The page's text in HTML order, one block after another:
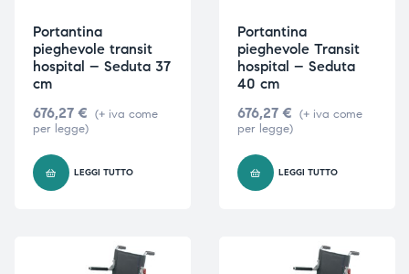
Portantina
pieghevole transit
hospital – Seduta 37
cm
676,27 € (+ iva come
per legge)
LEGGI TUTTO
Portantina
pieghevole Transit
hospital – Seduta
40 cm
676,27 € (+ iva come
per legge)
LEGGI TUTTO